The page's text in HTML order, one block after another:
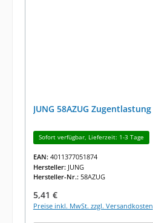
JUNG 58AZUG Zugentlastung
Sofort verfügbar, Lieferzeit: 1-3 Tage
EAN: 4011377051874
Hersteller: JUNG
Hersteller-Nr.: 58AZUG
Regulärer Preis:
5,41 €
Preise inkl. MwSt. zzgl. Versandkosten